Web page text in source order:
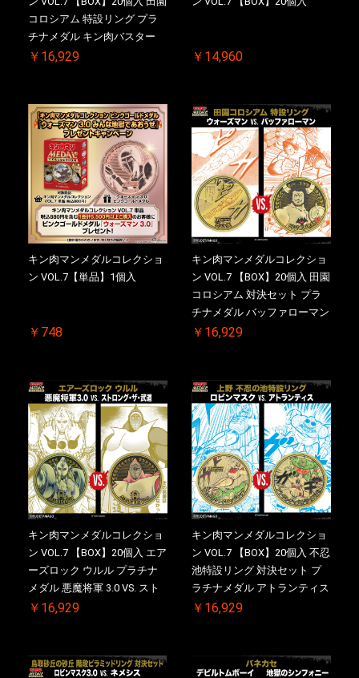
コロシアム 特設リング プラ
チナメダル キン肉バスター
VS. キン肉バスターやぶり 初
メダル(非売品)付
￥16,929 ￥14,960
キン肉マンメダルコレクショ
ン VOL.7【単品】1個入
￥748
キン肉マンメダルコレクショ
ン VOL.7 【BOX】20個入 田園
コロシアム 対決セット プラ
チナメダル バッファローマン
2.0 顎髭 Ver. VS. 光の矢 初回
メダル(非売品)付
￥16,929
キン肉マンメダルコレクショ
ン VOL.7 【BOX】20個入 エア
ーズロック ウルル プラチナ
メダル 悪魔将軍 3.0 VS. スト
ロング・ザ・武道 初回シリア
売品)付
￥16,929
キン肉マンメダルコレクショ
ン VOL.7 【BOX】20個入 不忍
池特設リング 対決セット プ
ラチナメダル アトランティス
ドライバー VS.ネックカット
特典 】KIN(金)肉メダル(非売
￥16,929